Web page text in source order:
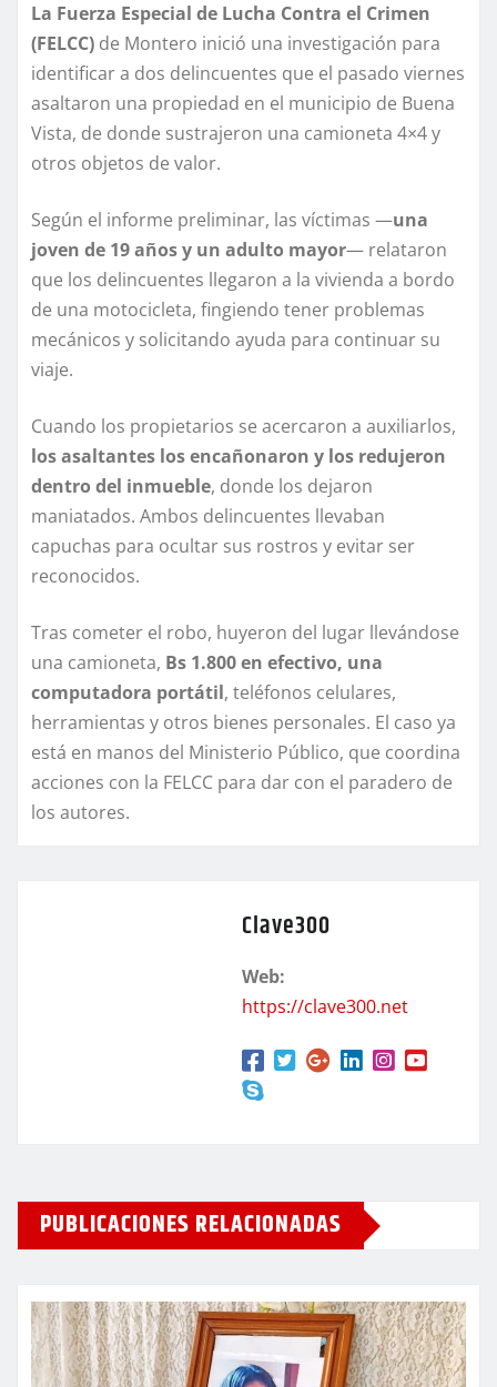
La Fuerza Especial de Lucha Contra el Crimen
(FELCC) de Montero inició una investigación para
identificar a dos delincuentes que el pasado viernes
asaltaron una propiedad en el municipio de Buena
Vista, de donde sustrajeron una camioneta 4×4 y
otros objetos de valor.
Según el informe preliminar, las víctimas —una
joven de 19 años y un adulto mayor— relataron
que los delincuentes llegaron a la vivienda a bordo
de una motocicleta, fingiendo tener problemas
mecánicos y solicitando ayuda para continuar su
viaje.
Cuando los propietarios se acercaron a auxiliarlos,
los asaltantes los encañonaron y los redujeron
dentro del inmueble, donde los dejaron
maniatados. Ambos delincuentes llevaban
capuchas para ocultar sus rostros y evitar ser
reconocidos.
Tras cometer el robo, huyeron del lugar llevándose
una camioneta, Bs 1.800 en efectivo, una
computadora portátil, teléfonos celulares,
herramientas y otros bienes personales. El caso ya
está en manos del Ministerio Público, que coordina
acciones con la FELCC para dar con el paradero de
los autores.
Clave300
Web:
https://clave300.net
PUBLICACIONES RELACIONADAS